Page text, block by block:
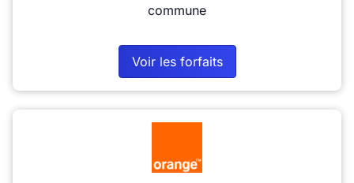
commune
Voir les forfaits